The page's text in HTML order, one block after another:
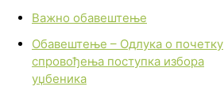
Важно обавештење
Обавештење – Одлука о почетку
спровођења поступка избора
уџбеника